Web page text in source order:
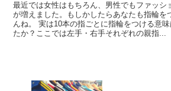
最近では女性はもちろん、男性でもファッシ
が増えました。もしかしたらあなたも指輪を
んね。 実は10本の指ごとに指輪をつける意
たか？ここでは左手・右手それぞれの親指...